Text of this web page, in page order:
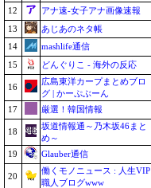
12
アナ速‐女子アナ画像速報
13
あじあのネタ帳
14
mashlife通信
15
どんぐりこ - 海外の反応
16
広島東洋カープまとめブロ
グ | かーぷぶーん
17
厳選！韓国情報
18
坂道情報通～乃木坂46まと
め～
19
Glauber通信
20
働くモノニュース : 人生VIP
職人ブログwww